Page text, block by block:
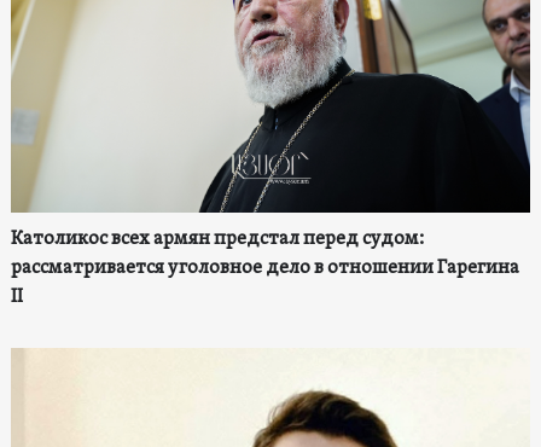
Католикос всех армян предстал перед судом:
рассматривается уголовное дело в отношении Гарегина
II